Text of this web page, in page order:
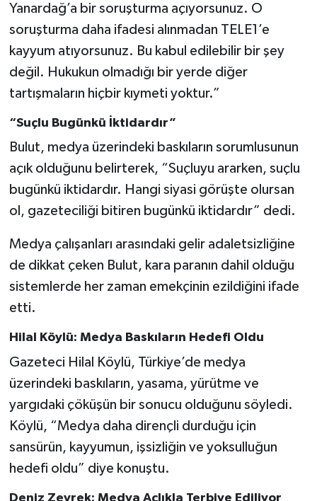
Yanardağ’a bir soruşturma açıyorsunuz. O
soruşturma daha ifadesi alınmadan TELE1’e
kayyum atıyorsunuz. Bu kabul edilebilir bir şey
değil. Hukukun olmadığı bir yerde diğer
tartışmaların hiçbir kıymeti yoktur.”
“Suçlu Bugünkü İktidardır”
Bulut, medya üzerindeki baskıların sorumlusunun
açık olduğunu belirterek, “Suçluyu ararken, suçlu
bugünkü iktidardır. Hangi siyasi görüşte olursan
ol, gazeteciliği bitiren bugünkü iktidardır” dedi.
Medya çalışanları arasındaki gelir adaletsizliğine
de dikkat çeken Bulut, kara paranın dahil olduğu
sistemlerde her zaman emekçinin ezildiğini ifade
etti.
Hilal Köylü: Medya Baskıların Hedefi Oldu
Gazeteci Hilal Köylü, Türkiye’de medya
üzerindeki baskıların, yasama, yürütme ve
yargıdaki çöküşün bir sonucu olduğunu söyledi.
Köylü, “Medya daha dirençli durduğu için
sansürün, kayyumun, işsizliğin ve yoksulluğun
hedefi oldu” diye konuştu.
Deniz Zeyrek: Medya Açlıkla Terbiye Ediliyor